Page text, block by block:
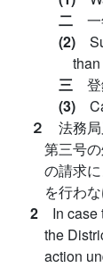
二
(2)
三
(3)
２ 法務
第三号
の請求
を行わ
2 In case
the
action